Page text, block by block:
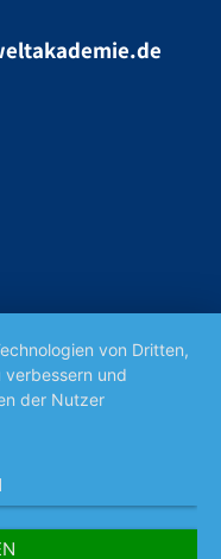
von Dritten,
und
der Nutzer